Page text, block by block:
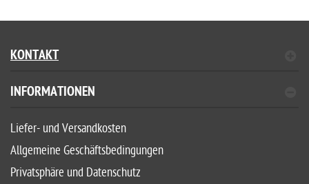
KONTAKT
INFORMATIONEN
Liefer- und Versandkosten
Allgemeine Geschäftsbedingungen
Privatsphäre und Datenschutz